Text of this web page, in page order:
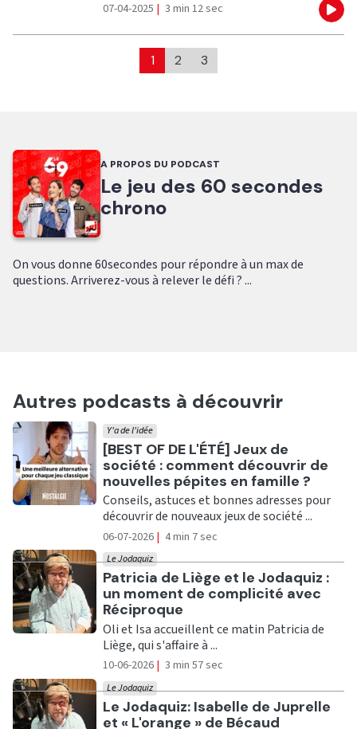
07-04-2025 | 3 min 12 sec
1 2 3
A PROPOS DU PODCAST
Le jeu des 60 secondes
chrono
On vous donne 60secondes pour répondre à un max de
questions. Arriverez-vous à relever le défi ? ...
Autres podcasts à découvrir
Ecouter
[BEST OF DE L'ÉTÉ] Jeux de
société : comment découvrir de
nouvelles pépites en famille ?
Y'a de l'idée
Conseils, astuces et bonnes adresses pour
découvrir de nouveaux jeux de société ...
06-07-2026 | 4 min 7 sec
Ecouter
Patricia de Liège et le Jodaquiz :
un moment de complicité avec
Réciproque
Le Jodaquiz
Oli et Isa accueillent ce matin Patricia de
Liège, qui s'affaire à ...
10-06-2026 | 3 min 57 sec
Ecouter
Le Jodaquiz: Isabelle de Juprelle
et « L'orange » de Bécaud
Le Jodaquiz